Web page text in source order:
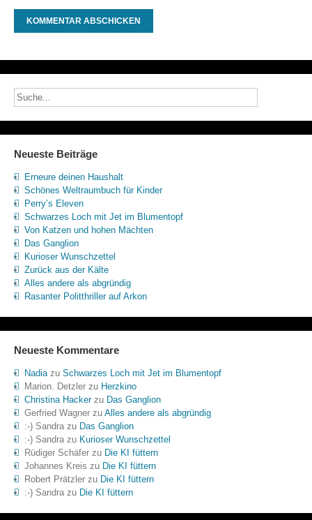
Neueste Beiträge
Erneure deinen Haushalt
Schönes Weltraumbuch für Kinder
Perry’s Eleven
Schwarzes Loch mit Jet im Blumentopf
Von Katzen und hohen Mächten
Das Ganglion
Kurioser Wunschzettel
Zurück aus der Kälte
Alles andere als abgründig
Rasanter Politthriller auf Arkon
Neueste Kommentare
Nadiazu Schwarzes Loch mit Jet im Blumentopf
Marion. Detzlerzu Herzkino
Christina Hackerzu Das Ganglion
Gerfried Wagnerzu Alles andere als abgründig
:-) Sandrazu Das Ganglion
:-) Sandrazu Kurioser Wunschzettel
Rüdiger Schäferzu Die KI füttern
Johannes Kreis zu Die KI füttern
Robert Prätzlerzu Die KI füttern
:-) Sandrazu Die KI füttern